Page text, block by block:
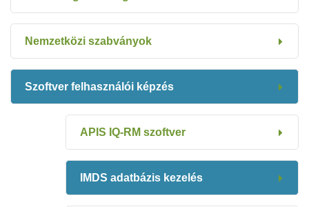
Nemzetközi szabványok
Szoftver felhasználói képzés
APIS IQ-RM szoftver
IMDS adatbázis kezelés